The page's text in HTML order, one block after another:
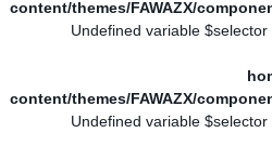
content/themes/FAWAZX/
/
content/themes/FAWAZX/